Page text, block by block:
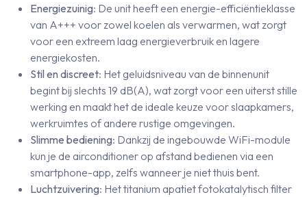
Energiezuinig: De unit heeft een energie-efficiëntieklasse
van A+++ voor zowel koelen als verwarmen, wat zorgt
voor een extreem laag energieverbruik en lagere
energiekosten.
Stil en discreet: Het geluidsniveau van de binnenunit
begint bij slechts 19 dB(A), wat zorgt voor een uiterst stille
werking en maakt het de ideale keuze voor slaapkamers,
werkruimtes of andere rustige omgevingen.
Slimme bediening: Dankzij de ingebouwde WiFi-module
kun je de airconditioner op afstand bedienen via een
smartphone-app, zelfs wanneer je niet thuis bent.
Luchtzuivering: Het titanium apatiet fotokatalytisch filter